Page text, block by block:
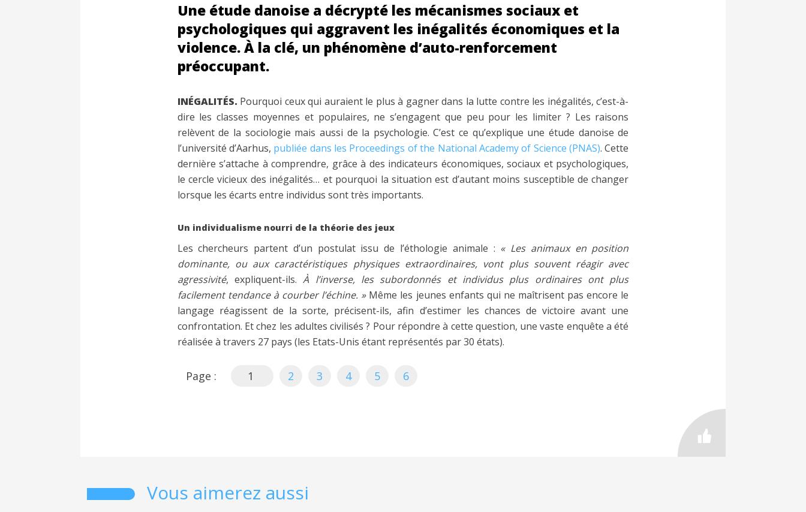
Une étude danoise a décrypté les mécanismes sociaux et
psychologiques qui aggravent les inégalités économiques et la
violence. À la clé, un phénomène d’auto-renforcement
préoccupant.
INÉGALITÉS. Pourquoi ceux qui auraient le plus à gagner dans la lutte contre les inégalités, c’est-à-
dire les classes moyennes et populaires, ne s’engagent que peu pour les limiter ? Les raisons
relèvent de la sociologie mais aussi de la psychologie. C’est ce qu’explique une étude danoise de
l’université d’Aarhus, publiée dans les Proceedings of the National Academy of Science (PNAS). Cette
dernière s’attache à comprendre, grâce à des indicateurs économiques, sociaux et psychologiques,
le cercle vicieux des inégalités… et pourquoi la situation est d’autant moins susceptible de changer
lorsque les écarts entre individus sont très importants.
Un individualisme nourri de la théorie des jeux
Les chercheurs partent d’un postulat issu de l’éthologie animale : « Les animaux en position
dominante, ou aux caractéristiques physiques extraordinaires, vont plus souvent réagir avec
agressivité, expliquent-ils.À l’inverse, les subordonnés et individus plus ordinaires ont plus
facilement tendance à courber l’échine. » Même les jeunes enfants qui ne maîtrisent pas encore le
langage réagissent de la sorte, précisent-ils, afin d’estimer les chances de victoire avant une
confrontation. Et chez les adultes civilisés ? Pour répondre à cette question, une vaste enquête a été
réalisée à travers 27 pays (les Etats-Unis étant représentés par 30 états).
Page : 1 2 3 4 5 6
Vous aimerez aussi